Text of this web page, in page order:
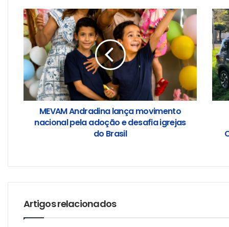
MEVAM Andradina lança movimento
nacional pela adoção e desafia igrejas
do Brasil
Artigos relacionados